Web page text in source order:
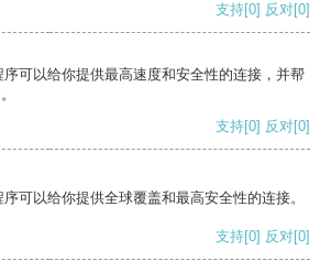
支持[0] 反对[0]
可以给你提供最高速度和安全性的连接，并帮
支持[0] 反对[0]
可以给你提供全球覆盖和最高安全性的连接。
支持[0] 反对[0]